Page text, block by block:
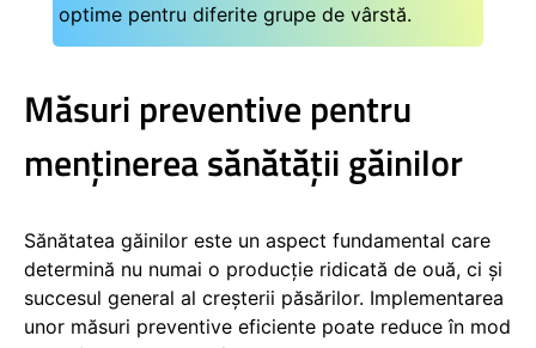
optime pentru diferite grupe de vârstă.
Măsuri preventive pentru
menținerea sănătății găinilor
Sănătatea găinilor este un aspect fundamental care
determină nu numai o producție ridicată de ouă, ci și
succesul general al creșterii păsărilor. Implementarea
unor măsuri preventive eficiente poate reduce în mod